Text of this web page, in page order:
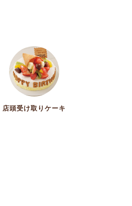
店頭受け取りケーキ